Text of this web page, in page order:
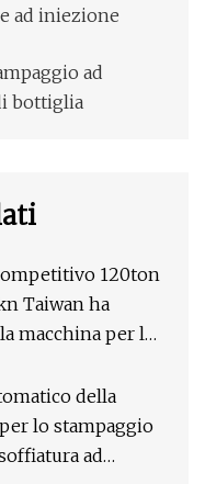
ad iniezione
ad
bottiglia
120ton
Taiwan ha
macchina per lo
animali
il prezzo della
la produzione
della
lo stampaggio
ad